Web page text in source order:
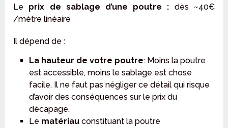
Le prix de sablage d’une poutre : dès ~40€
/mètre linéaire
Il dépend de :
La hauteur de votre poutre: Moins la poutre
est accessible, moins le sablage est chose
facile. Il ne faut pas négliger ce détail qui risque
d’avoir des conséquences sur le prix du
décapage.
Le matériauconstituant la poutre